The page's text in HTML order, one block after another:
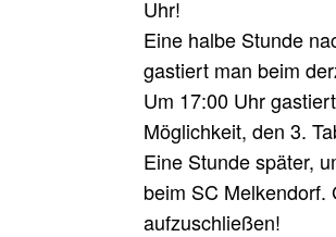
Uhr!
Eine halbe Stunde
gastiert man beim
Um 17:00 Uhr
Möglichkeit, den 3.
Eine Stunde später,
beim SC Melkendorf.
aufzuschließen!